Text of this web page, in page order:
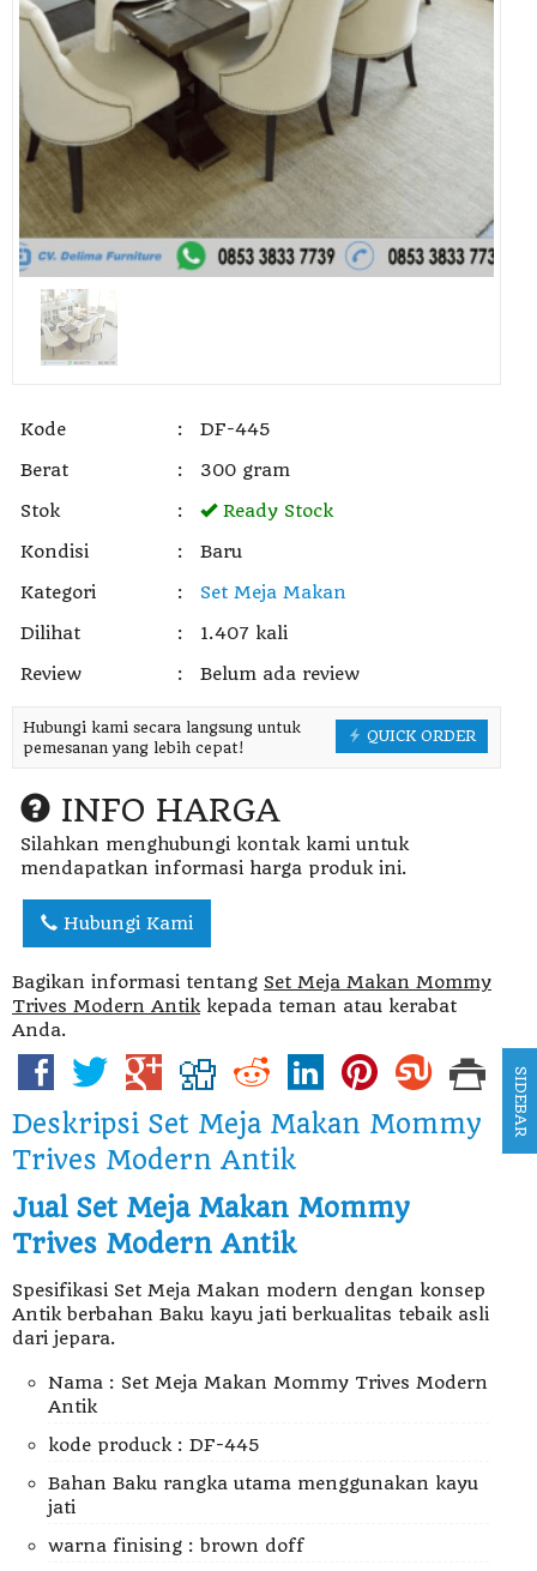
Kode :
DF-445
Berat
:
300 gram
Stok
:
Ready Stock
Kondisi
:
Baru
Kategori
:
Set Meja Makan
Dilihat
:
1.407 kali
Review
: Belum ada review
QUICK ORDER
Hubungi kami secara langsung untuk
pemesanan yang lebih cepat!
INFO HARGA
Silahkan menghubungi kontak kami untuk
mendapatkan informasi harga produk ini.
Hubungi Kami
Bagikan informasi tentang Set Meja Makan Mommy
Trives Modern Antikkepada teman atau kerabat
Anda.
Deskripsi Set Meja Makan Mommy
Trives Modern Antik
Jual Set Meja Makan Mommy
Trives Modern Antik
Spesifikasi Set Meja Makan modern dengan konsep
Antik berbahan Baku kayu jati berkualitas tebaik asli
dari jepara.
Nama : Set Meja Makan Mommy Trives Modern
Antik
kode produck : DF-445
Bahan Baku rangka utama menggunakan kayu
jati
warna finising : brown doff
SIDEBAR